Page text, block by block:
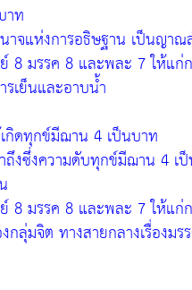
าท
าจแห่งการอธิษฐาน เป็นญา
8 มรรค 8 และพละ 7 ให้แก่
เย็นและอาบน้ำ
กิดทุกข์มีฌาน 4 เป็นบาท
ถึงซึ่งความดับทุกข์มีฌาน 4 เ
8 มรรค 8 และพละ 7 ให้แก่
กลุ่มจิต ทางสายกลางเรื่อง